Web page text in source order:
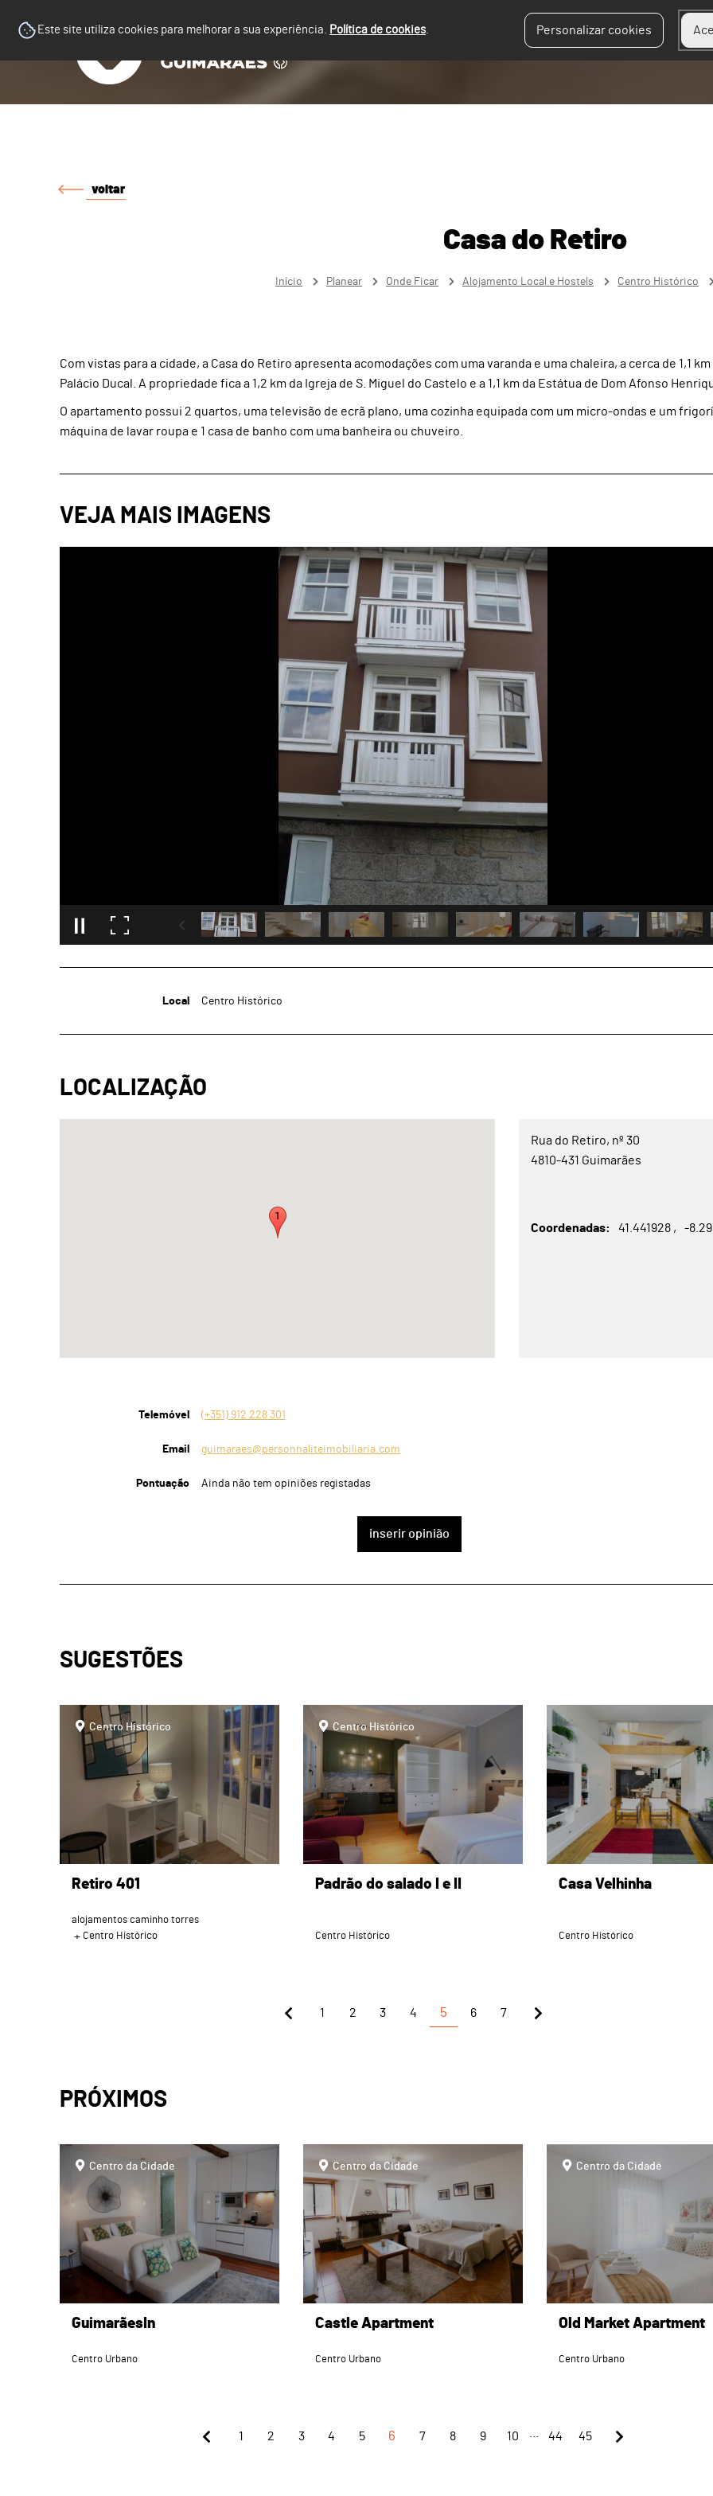
Este site utiliza cookies para melhorar a sua experiência. Política de cookies. Personalizar cookies
voltar
Casa do Retiro
Início Planear Onde Ficar Alojamento Local e Hostels Centro Histórico
Com vistas para a cidade, a Casa do Retiro apresenta acomodações com uma varanda e uma chaleira, a cerca de 1,1 km
Palácio Ducal. A propriedade fica a 1,2 km da Igreja de S. Miguel do Castelo e a 1,1 km da Estátua de Dom Afonso
O apartamento possui 2 quartos, uma televisão de ecrã plano, uma cozinha equipada com um micro-ondas e um
máquina de lavar roupa e 1 casa de banho com uma banheira ou chuveiro.
Local Centro Histórico
Rua do Retiro, nº 30
4810-431 Guimarães
Coordenadas 41.441928 -
Telemóvel (+351) 912 228 301
Email guimaraes@personnaliteimobiliaria.com
Pontuação Ainda não tem opiniões registadas
inserir opinião
SUGESTÕES
pageCentro Histórico
Retiro 401
alojamentos caminho torres
Centro Histórico
pageCentro Histórico
Padrão do salado I e II
Centro Histórico
page
Casa Velhinha
Centro Histórico
1 2 3 4 5 6 7
PRÓXIMOS
pageCentro da Cidade
GuimarãesIn
Centro Urbano
pageCentro da Cidade
Castle Apartment
Centro Urbano
pageCentro da Cidade
Old Market Apartment
Centro Urbano
1 2 3 4 5 6 7 8 9 10 44 45